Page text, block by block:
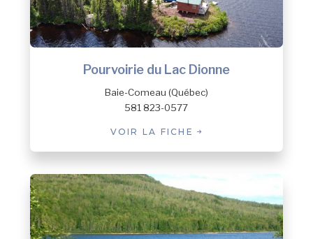
Pourvoirie du Lac Dionne
Baie-Comeau (Québec)
581 823-0577
VOIR LA FICHE